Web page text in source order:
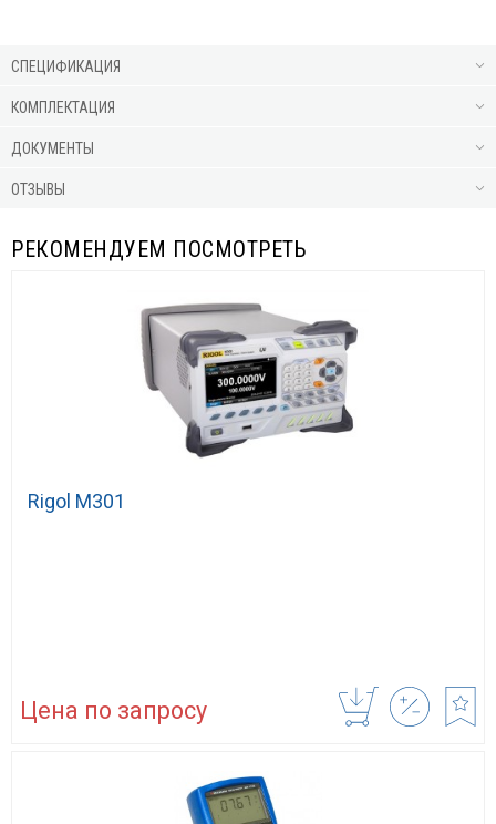
СПЕЦИФИКАЦИЯ
КОМПЛЕКТАЦИЯ
ДОКУМЕНТЫ
ОТЗЫВЫ
РЕКОМЕНДУЕМ ПОСМОТРЕТЬ
Rigol M301
Цена по запросу